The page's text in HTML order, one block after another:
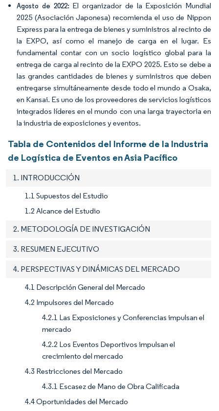
Agosto de 2022: El organizador de la Exposición Mundial
2025 (Asociación Japonesa) recomienda el uso de Nippon
Express para la entrega de bienes y suministros al recinto de
la EXPO, así como el manejo de carga en el lugar. Es
fundamental contar con un socio logístico global para la
entrega de carga al recinto de la EXPO 2025. Esto se debe a
las grandes cantidades de bienes y suministros que deben
entregarse simultáneamente desde todo el mundo a Osaka,
en Kansai. Es uno de los proveedores de servicios logísticos
integrados líderes en el mundo con una larga trayectoria en
la industria de exposiciones y eventos.
Tabla de Contenidos del Informe de la Industria
de Logística de Eventos en Asia Pacífico
1. INTRODUCCIÓN
1.1 Supuestos del Estudio
1.2 Alcance del Estudio
2. METODOLOGÍA DE INVESTIGACIÓN
3. RESUMEN EJECUTIVO
4. PERSPECTIVAS Y DINÁMICAS DEL MERCADO
4.1 Descripción General del Mercado
4.2 Impulsores del Mercado
4.2.1 Las Exposiciones y Conferencias impulsan el
mercado
4.2.2 Los Eventos Deportivos impulsan el
crecimiento del mercado
4.3 Restricciones del Mercado
4.3.1 Escasez de Mano de Obra Calificada
4.4 Oportunidades del Mercado